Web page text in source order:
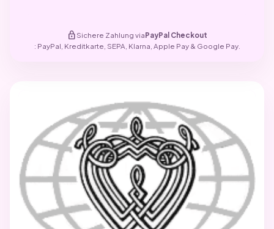
lock Sichere Zahlung viaPayPal Checkout
: PayPal, Kreditkarte, SEPA, Klarna, Apple Pay & Google Pay.